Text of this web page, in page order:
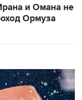
и Омана не
Ормуза